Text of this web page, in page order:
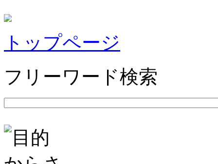
トップページ
フリーワード検索